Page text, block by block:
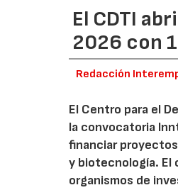
El CDTI
2026 con
Redacción
El Centro para el
la convocatoria
financiar
y biotecnología. El
organismos de